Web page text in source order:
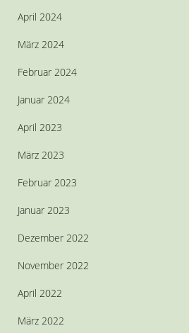
April 2024
März 2024
Februar 2024
Januar 2024
April 2023
März 2023
Februar 2023
Januar 2023
Dezember 2022
November 2022
April 2022
März 2022